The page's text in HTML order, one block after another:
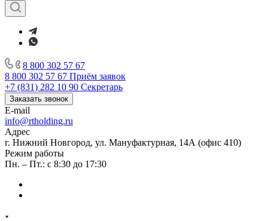
8 800 302 57 67
8 800 302 57 67 Приём заявок
+7 (831) 282 10 90 Секретарь
Заказать звонок
E-mail
info@rtholding.ru
Адрес
г. Нижний Новгород, ул. Мануфактурная, 14А (офис 410)
Режим работы
Пн. – Пт.: с 8:30 до 17:30